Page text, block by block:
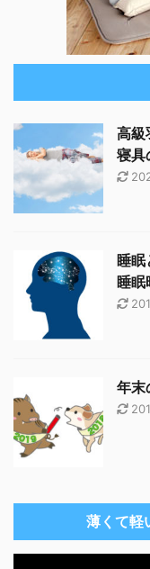
高級
寝具
睡眠
睡眠
年末
薄くて軽